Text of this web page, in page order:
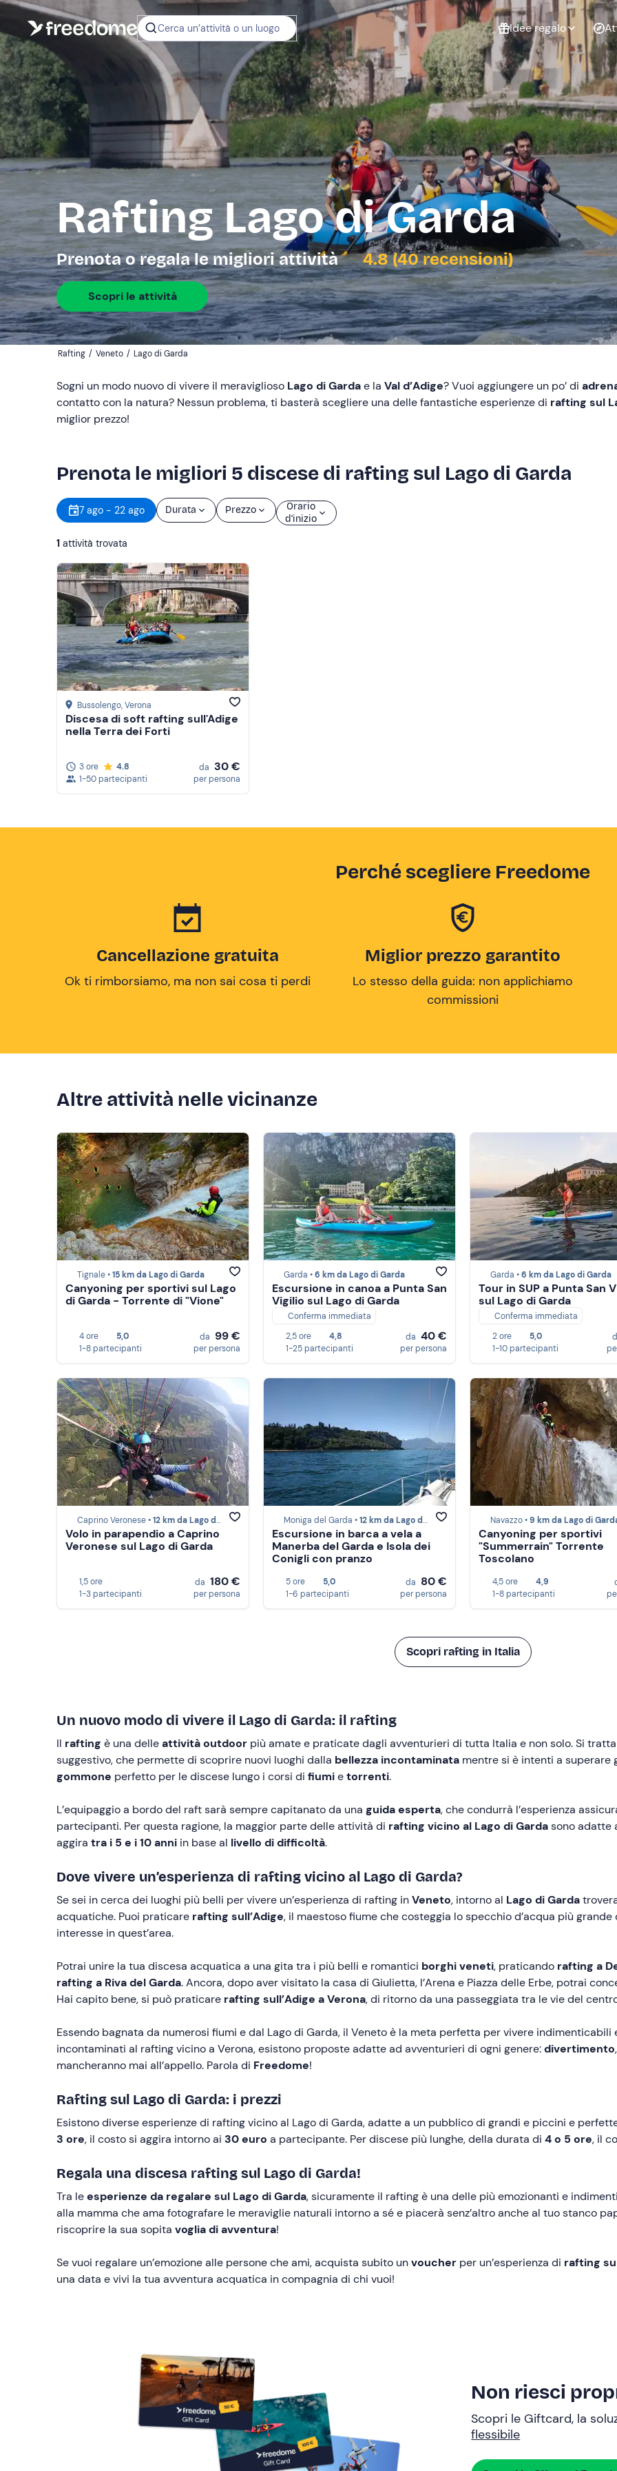
Cerca un’attività o un luogo Idee regalo
Non sai cosa
regalare?
Gift Card Freedome
Un regalo digitale che
lascia la libertà di
scegliere esperienze
outdoor in tutta Italia.
Regala una Gift Card
Esperienze da
regalare
Laurea
Rafting Lago di Garda
Prenota o regala le migliori attività 4.8 (40 recensioni)
Scopri le attività
Rafting / Veneto / Lago di Garda
Sogni un modo nuovo di vivere il meraviglioso Lago di Gardae la Val d’Adige? Vuoi aggiungere un po’ di
contatto con la natura? Nessun problema, ti basterà scegliere una delle fantastiche esperienze di rafting sul
miglior prezzo!
Prenota le migliori 5 discese di rafting sul Lago di Garda
7 ago - 22 ago Durata Prezzo
Orario
d’inizio
1 attività trovata
Bussolengo, Verona
Discesa di soft rafting sull'Adige
nella Terra dei Forti
3 ore
4.8
1-50 partecipanti
da 30 €
per persona
Perché scegliere Freedome
Cancellazione gratuita
Ok ti rimborsiamo, ma non sai cosa ti perdi
Miglior prezzo garantito
Lo stesso della guida: non applichiamo
commissioni
Altre attività nelle vicinanze
Tignale •15 km da Lago di Garda
Canyoning per sportivi sul Lago
di Garda - Torrente di "Vione"
4 ore
5,0
1-8 partecipanti
da 99 €
per persona
Garda •6 km da Lago di Garda
Escursione in canoa a Punta San
Vigilio sul Lago di Garda
Conferma immediata
2,5 ore
4,8
1-25 partecipanti
da 40 €
per persona
Garda •6 km da Lago di Garda
Tour in SUP a Punta San
sul Lago di Garda
Conferma immediata
2 ore
5,0
1-10 partecipanti
Caprino Veronese •12 km da Lago di Garda
Volo in parapendio a Caprino
Veronese sul Lago di Garda
1,5 ore
1-3 partecipanti
da 180 €
per persona
Moniga del Garda •12 km da Lago di Garda
Escursione in barca a vela a
Manerba del Garda e Isola dei
Conigli con pranzo
5 ore
5,0
1-6 partecipanti
da 80 €
per persona
Navazzo •9 km da Lago di
Canyoning per sportivi
"Summerrain" Torrente
Toscolano
4,5 ore
4,9
1-8 partecipanti
Scopri rafting in Italia
Un nuovo modo di vivere il Lago di Garda: il rafting
Il rafting è una delleattività outdoor più amate e praticate dagli avventurieri di tutta Italia e non solo. Si
suggestivo, che permette di scoprire nuovi luoghi dalla bellezza incontaminata mentre si è intenti a
gommone perfetto per le discese lungo i corsi di fiumietorrenti.
L’equipaggio a bordo del raft sarà sempre capitanato da una guida esperta, che condurrà l’esperienza
partecipanti. Per questa ragione, la maggior parte delle attività di rafting vicino al Lago di Gardasono adatte
aggira tra i 5 e i 10 anni in base al livello di difficoltà.
Dove vivere un’esperienza di rafting vicino al Lago di Garda?
Se sei in cerca dei luoghi più belli per vivere un’esperienza di rafting inVeneto, intorno al Lago di Garda
acquatiche. Puoi praticare rafting sull’Adige, il maestoso fiume che costeggia lo specchio d’acqua più
interesse in quest’area.
Potrai unire la tua discesa acquatica a una gita tra i più belli e romantici borghi veneti, praticando rafting a
rafting a Riva del Garda. Ancora, dopo aver visitato la casa di Giulietta, l’Arena e Piazza delle Erbe, potrai
Hai capito bene, si può praticare rafting sull’Adige a Verona, di ritorno da una passeggiata tra le vie del
Essendo bagnata da numerosi fiumi e dal Lago di Garda, il Veneto è la meta perfetta per vivere
incontaminati al rafting vicino a Verona, esistono proposte adatte ad avventurieri di ogni genere:divertimento,
mancheranno mai all’appello. Parola di Freedome!
Rafting sul Lago di Garda: i prezzi
Esistono diverse esperienze di rafting vicino al Lago di Garda, adatte a un pubblico di grandi e piccini e
3 ore, il costo si aggira intorno ai 30 euro a partecipante. Per discese più lunghe, della durata di 4 o 5 ore, il
Regala una discesa rafting sul Lago di Garda!
Tra leesperienze da regalare sul Lago di Garda, sicuramente il rafting è una delle più emozionanti e
alla mamma che ama fotografare le meraviglie naturali intorno a sé e piacerà senz’altro anche al tuo stanco
riscoprire la sua sopita voglia di avventura!
Se vuoi regalare un’emozione alle persone che ami, acquista subito unvoucher per un’esperienza di rafting
una data e vivi la tua avventura acquatica in compagnia di chi vuoi!
Non riesci
Scopri le Giftcard, la
flessibile